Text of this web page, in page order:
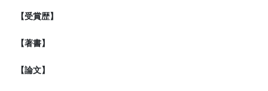
【受賞歴】
【著書】
【論文】